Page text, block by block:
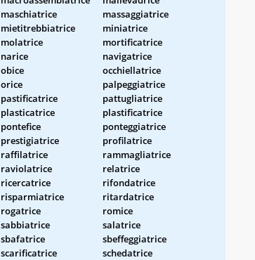
maschiatrice
massaggiatrice
mietitrebbiatrice
miniatrice
molatrice
mortificatrice
narice
navigatrice
obice
occhiellatrice
orice
palpeggiatrice
pastificatrice
pattugliatrice
plasticatrice
plastificatrice
pontefice
ponteggiatrice
prestigiatrice
profilatrice
raffilatrice
rammagliatrice
raviolatrice
relatrice
ricercatrice
rifondatrice
risparmiatrice
ritardatrice
rogatrice
romice
sabbiatrice
salatrice
sbafatrice
sbeffeggiatrice
scarificatrice
schedatrice